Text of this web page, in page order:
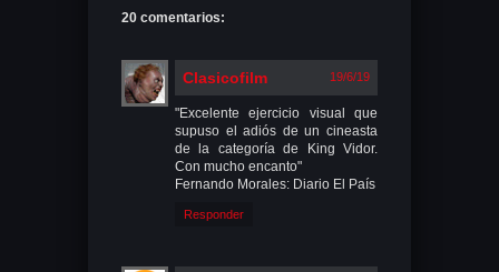
20 comentarios:
Clasicofilm 19/6/19
"Excelente ejercicio visual que
supuso el adiós de un cineasta
de la categoría de King Vidor.
Con mucho encanto"
Fernando Morales: Diario El País
Responder